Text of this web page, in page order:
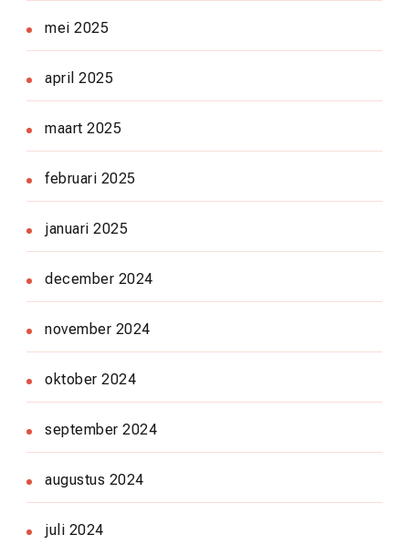
mei 2025
april 2025
maart 2025
februari 2025
januari 2025
december 2024
november 2024
oktober 2024
september 2024
augustus 2024
juli 2024